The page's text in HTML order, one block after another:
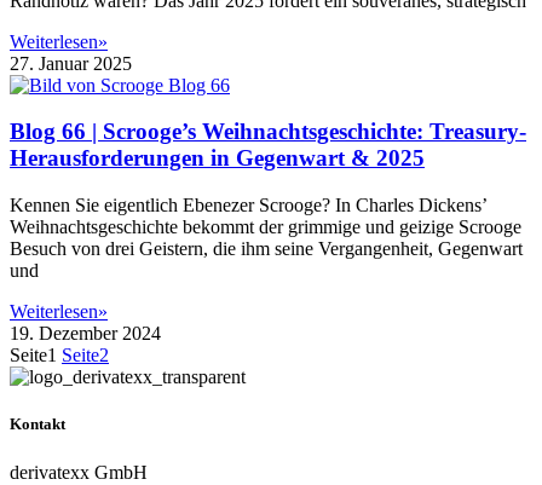
Weiterlesen»
27. Januar 2025
Blog 66 | Scrooge’s Weihnachtsgeschichte: Treasury-
Herausforderungen in Gegenwart & 2025
Kennen Sie eigentlich Ebenezer Scrooge? In Charles Dickens’
Weihnachtsgeschichte bekommt der grimmige und geizige Scrooge
Besuch von drei Geistern, die ihm seine Vergangenheit, Gegenwart
und
Weiterlesen»
19. Dezember 2024
Seite1 Seite2
Kontakt
derivatexx GmbH